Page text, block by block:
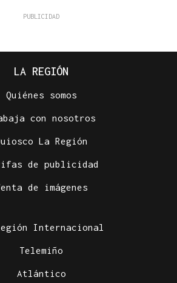
LA REGIÓN
Quiénes somos
con nosotros
La Región
de publicidad
de imágenes
Internacional
Telemiño
Atlántico